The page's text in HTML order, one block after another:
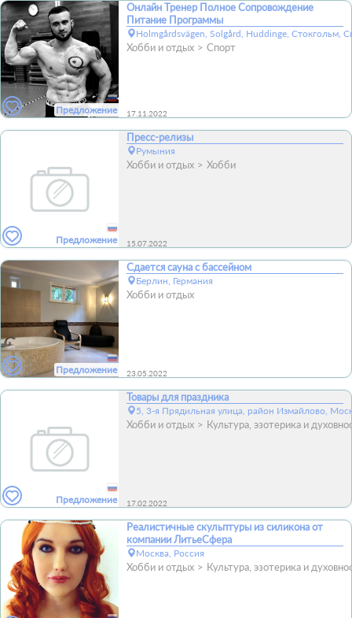
Предложение
Онлайн Тренер Полное Сопровождение
Питание Программы
Holmgårdsvägen, Solgård, Huddinge, Стокгольм,
Хобби и отдых Спорт
17.11.2022
Предложение
Пресс-релизы
Румыния
Хобби и отдых Хобби
15.07.2022
Предложение
Сдается сауна с бассейном
Берлин, Германия
Хобби и отдых
23.05.2022
Предложение
Товары для праздника
5, 3-я Прядильная улица, район Измайлово,
Хобби и отдых Культура, эзотерика и
17.02.2022
Реалистичные скульптуры из силикона от
компании ЛитьеСфера
Москва, Россия
Хобби и отдых Культура, эзотерика и